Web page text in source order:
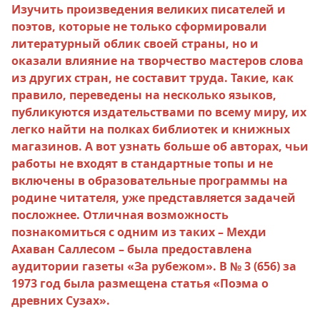
Изучить произведения великих писателей и
поэтов, которые не только сформировали
литературный облик своей страны, но и
оказали влияние на творчество мастеров слова
из других стран, не составит труда. Такие, как
правило, переведены на несколько языков,
публикуются издательствами по всему миру, их
легко найти на полках библиотек и книжных
магазинов. А вот узнать больше об авторах, чьи
работы не входят в стандартные топы и не
включены в образовательные программы на
родине читателя, уже представляется задачей
посложнее. Отличная возможность
познакомиться с одним из таких – Мехди
Ахаван Саллесом – была предоставлена
аудитории газеты «За рубежом». В № 3 (656) за
1973 год была размещена статья «Поэма о
древних Сузах».